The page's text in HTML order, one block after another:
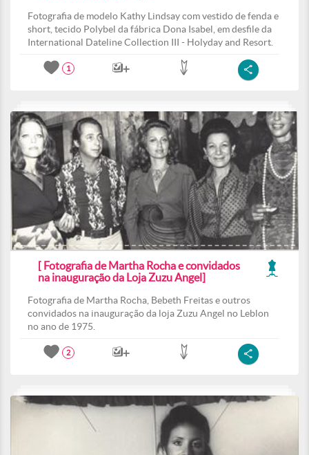
Fotografia de modelo Kathy Lindsay com vestido de fenda e
short, tecido Polybel da fábrica Dona Isabel, em desfile da
International Dateline Collection III - Holyday and Resort.
1
[ Fotografia de Martha Rocha e convidados
na inauguração da Loja Zuzu Angel]
Fotografia de Martha Rocha, Bebeth Freitas e outros
convidados na inauguração da loja Zuzu Angel no Leblon
no ano de 1975.
2